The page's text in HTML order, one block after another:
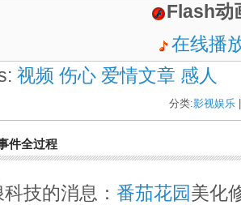
Flash动
在线播
视频 伤心 爱情文章 感人
分类:影视娱乐
件全过程
技的消息： 番茄花园美化